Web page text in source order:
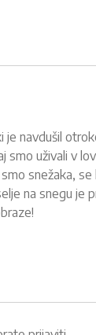
je navdušil
smo uživali v
snežaka, se
na snegu je